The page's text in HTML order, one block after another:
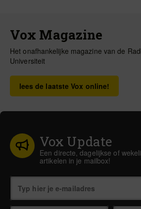
Vox Magazine
Het onafhankelijke magazine van de
Universiteit
lees de laatste Vox online!
Vox Update
Een directe, dagelijkse of
artikelen in je mailbox!